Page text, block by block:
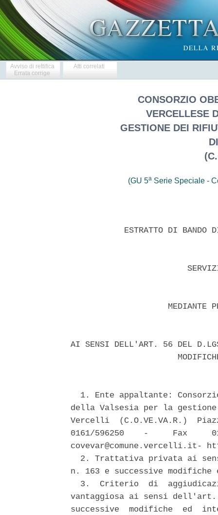
Avviso di rettifica
Errata corrige
Atti correlati
CONSORZIO
VERCELLESE
GESTIONE DEI
(GU 5a Serie Speciale -
ESTRATTO DI BANDO
MEDIANTE
AI SENSI DELL'ART. 56 DEL
1. Ente appaltante:
della Valsesia per la
Vercelli  (C.O.VE.VA.R.)
0161/596250    -     Fax
covevar@comune.vercelli.it-
2. Trattativa privata ai
n. 163 e successive
3.  Criterio  di
vantaggiosa ai sensi
successive  modifiche  ed